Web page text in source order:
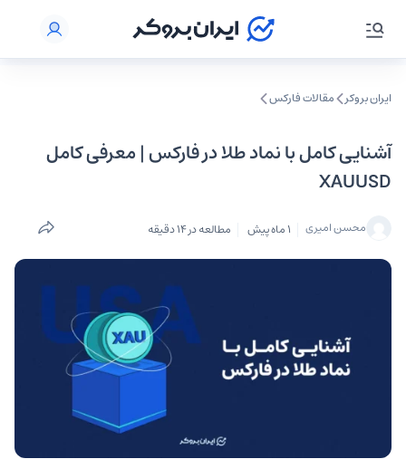
ایران بروکر مقالات فارکس
آشنایی کامل با نماد طلا در فارکس | معرفی کامل
XAUUSD
محسن امیری 1 ماه پیش مطالعه در 14 دقیقه